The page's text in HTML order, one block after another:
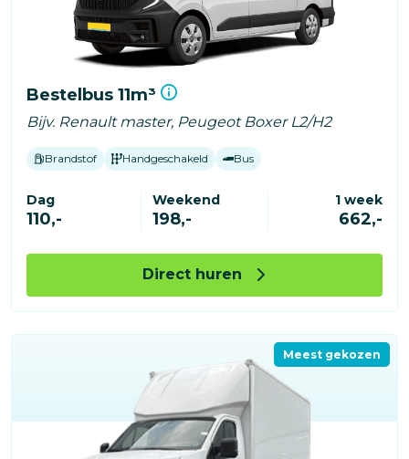
Bestelbus 11m³
Bijv. Renault master, Peugeot Boxer L2/H2
Brandstof Handgeschakeld Bus
Dag
110,-
Weekend
198,-
1 week
662,-
Direct huren
Meest gekozen